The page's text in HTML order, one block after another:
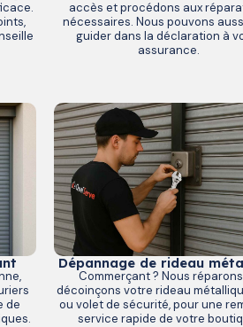
accès et procédons aux
nécessaires. Nous pouvons
guider dans la déclaration à
assurance.
de
Dépannage de rideau
Commerçant ? Nous
décoinçons votre rideau
ou volet de sécurité, pour une
service rapide de votre